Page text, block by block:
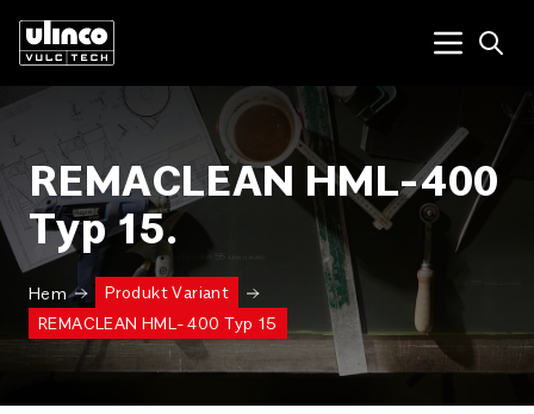
Menu
REMACLEAN HML-400
Typ 15.
Hem
Produkt Variant
REMACLEAN HML-400 Typ 15